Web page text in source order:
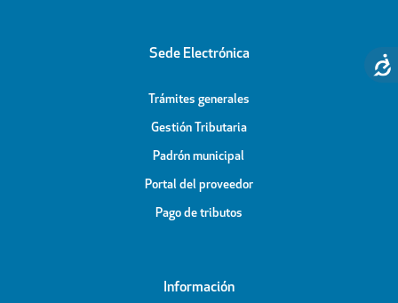
Sede Electrónica
Trámites generales
Gestión Tributaria
Padrón municipal
Portal del proveedor
Pago de tributos
Información